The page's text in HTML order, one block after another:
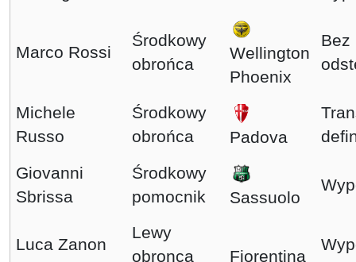
Marco Rossi
Środkowy
obrońca
Wellington
Phoenix
Bez
Michele
Russo
Środkowy
obrońca
Padova
Giovanni
Sbrissa
Środkowy
pomocnik
Sassuolo
Luca Zanon
Lewy
obronca
Fiorentina